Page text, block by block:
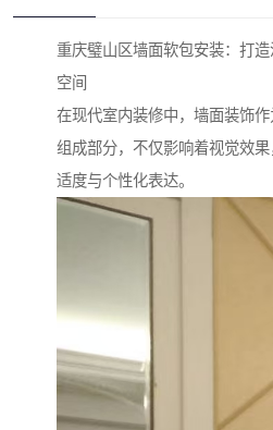
重庆璧山区墙面软包安装：打
空间
在现代室内装修中，墙面装饰
组成部分，不仅影响着视觉效
适度与个性化表达。